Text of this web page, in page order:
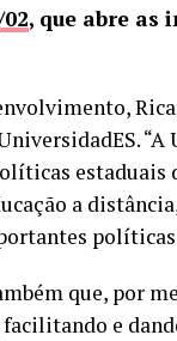
, que abre as
“A
estaduais
a
que, por
e